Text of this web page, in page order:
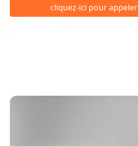
cliquez-ici pour appeler